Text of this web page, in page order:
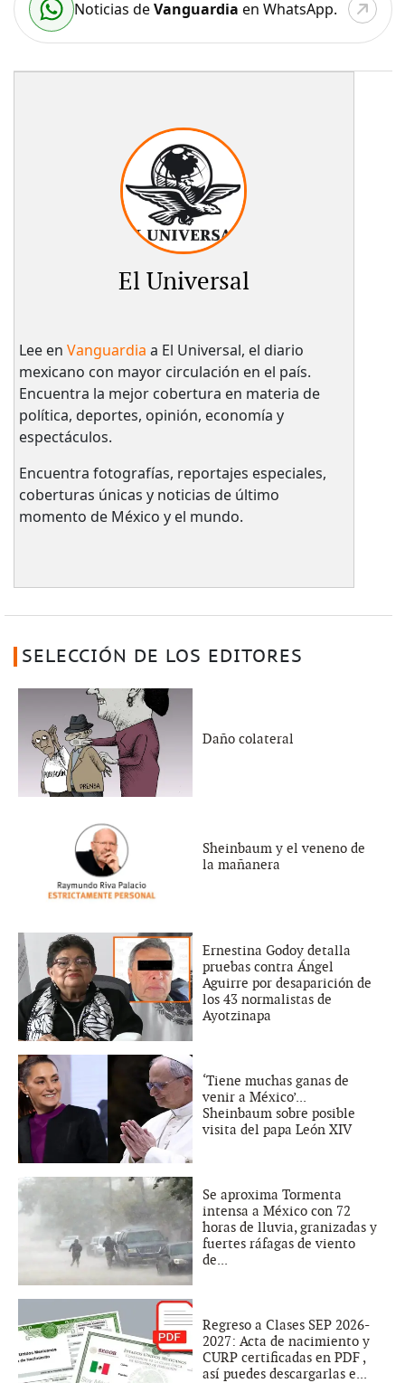
Noticias deVanguardia en WhatsApp.
El Universal
Lee en Vanguardia a El Universal, el diario
mexicano con mayor circulación en el país.​
Encuentra la mejor cobertura en materia de
política, deportes, opinión, economía y
espectáculos.
Encuentra fotografías, reportajes especiales,
coberturas únicas y noticias de último
momento de México y el mundo.
SELECCIÓN DE LOS EDITORES
Daño colateral
Sheinbaum y el veneno de
la mañanera
Ernestina Godoy detalla
pruebas contra Ángel
Aguirre por desaparición de
los 43 normalistas de
Ayotzinapa
‘Tiene muchas ganas de
venir a México’...
Sheinbaum sobre posible
visita del papa León XIV
Se aproxima Tormenta
intensa a México con 72
horas de lluvia, granizadas y
fuertes ráfagas de viento
de...
Regreso a Clases SEP 2026-
2027: Acta de nacimiento y
CURP certificadas en PDF ,
así puedes descargarlas e...